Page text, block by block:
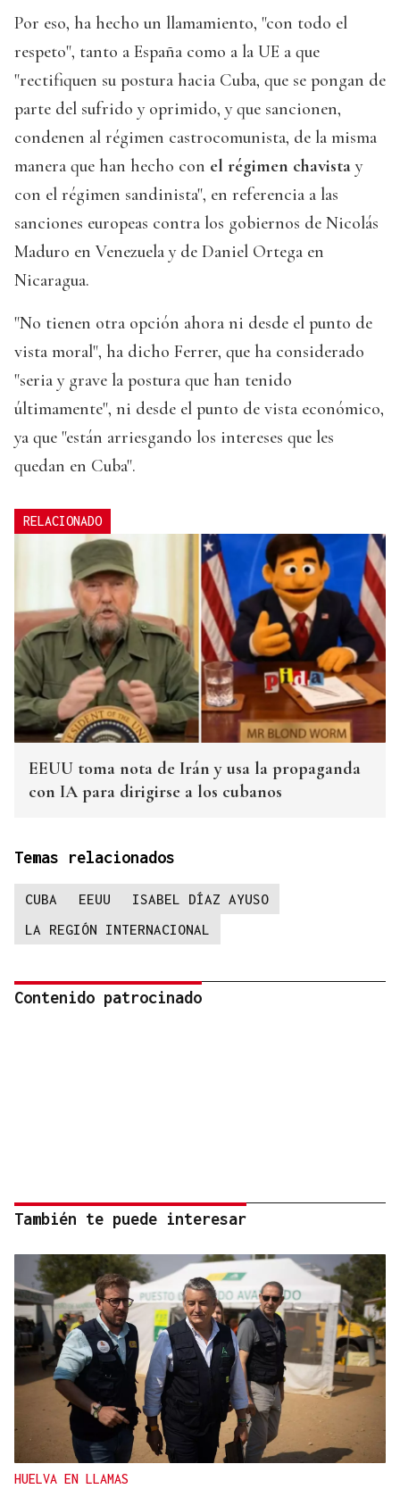
Por eso, ha hecho un llamamiento, "con todo el
respeto", tanto a España como a la UE a que
"rectifiquen su postura hacia Cuba, que se pongan de
parte del sufrido y oprimido, y que sancionen,
condenen al régimen castrocomunista, de la misma
manera que han hecho con el régimen chavista y
con el régimen sandinista", en referencia a las
sanciones europeas contra los gobiernos de Nicolás
Maduro en Venezuela y de Daniel Ortega en
Nicaragua.
"No tienen otra opción ahora ni desde el punto de
vista moral", ha dicho Ferrer, que ha considerado
"seria y grave la postura que han tenido
últimamente", ni desde el punto de vista económico,
ya que "están arriesgando los intereses que les
quedan en Cuba".
RELACIONADO
EEUU toma nota de Irán y usa la propaganda
con IA para dirigirse a los cubanos
Temas relacionados
CUBA EEUU
ISABEL DÍAZ AYUSO
LA REGIÓN INTERNACIONAL
Contenido patrocinado
También te puede interesar
HUELVA EN LLAMAS